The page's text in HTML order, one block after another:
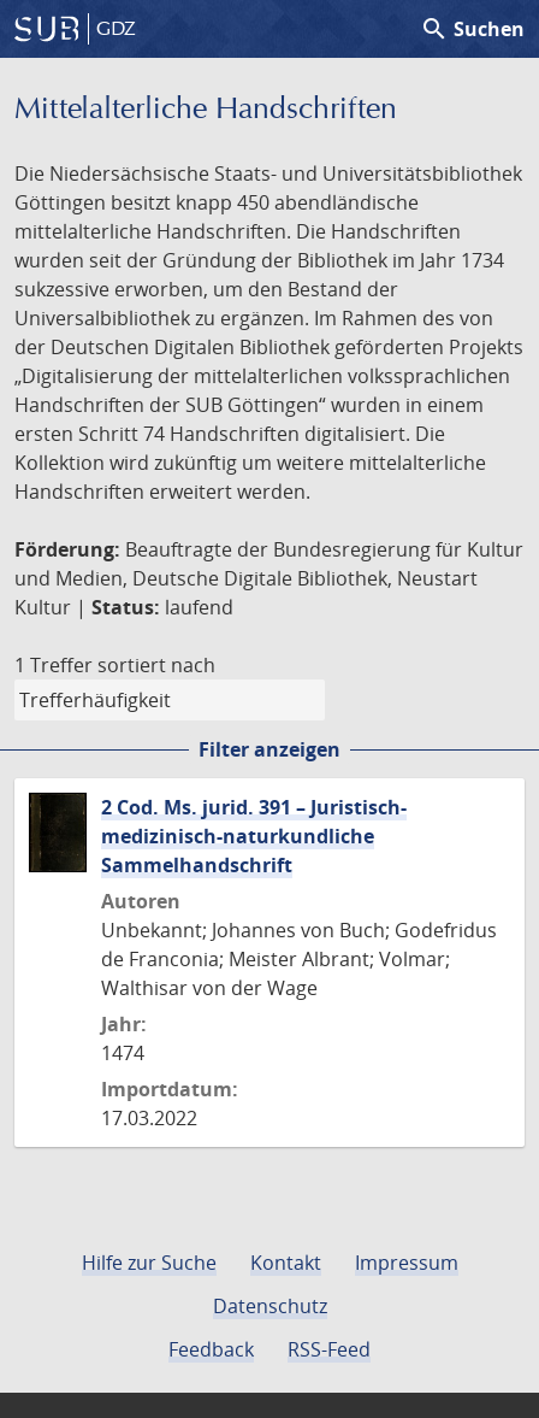
GDZ search Suchen
Mittelalterliche Handschriften
Die Niedersächsische Staats- und Universitätsbibliothek
Göttingen besitzt knapp 450 abendländische
mittelalterliche Handschriften. Die Handschriften
wurden seit der Gründung der Bibliothek im Jahr 1734
sukzessive erworben, um den Bestand der
Universalbibliothek zu ergänzen. Im Rahmen des von
der Deutschen Digitalen Bibliothek geförderten Projekts
„Digitalisierung der mittelalterlichen volkssprachlichen
Handschriften der SUB Göttingen“ wurden in einem
ersten Schritt 74 Handschriften digitalisiert. Die
Kollektion wird zukünftig um weitere mittelalterliche
Handschriften erweitert werden.
Förderung: Beauftragte der Bundesregierung für Kultur
und Medien, Deutsche Digitale Bibliothek, Neustart
Kultur | Status: laufend
1 Treffer sortiert nach
Filter anzeigen
2 Cod. Ms. jurid. 391 – Juristisch-
medizinisch-naturkundliche
Sammelhandschrift
Autoren
Unbekannt; Johannes von Buch; Godefridus
de Franconia; Meister Albrant; Volmar;
Walthisar von der Wage
Jahr:
1474
Importdatum:
17.03.2022
Hilfe zur Suche Kontakt
Impressum
Datenschutz
Feedback
RSS-Feed